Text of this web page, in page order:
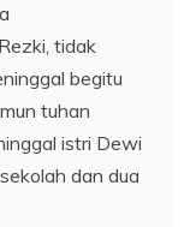
tidak
begitu
tuhan
istri Dewi
dan dua